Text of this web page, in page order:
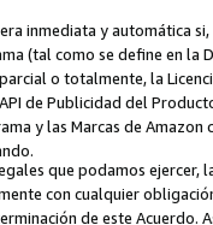
inmediata y automática
(tal como se define en la
o totalmente, la
de Publicidad del
y las Marcas de
que podamos
con cualquier
de este